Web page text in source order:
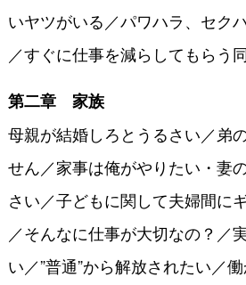
いヤツがいる／パワハラ、セ
／すぐに仕事を減らしてもらう
第二章 家族
母親が結婚しろとうるさい／弟
せん／家事は俺がやりたい・妻
さい／子どもに関して夫婦間に
／そんなに仕事が大切なの？／
い／”普通”から解放されたい／